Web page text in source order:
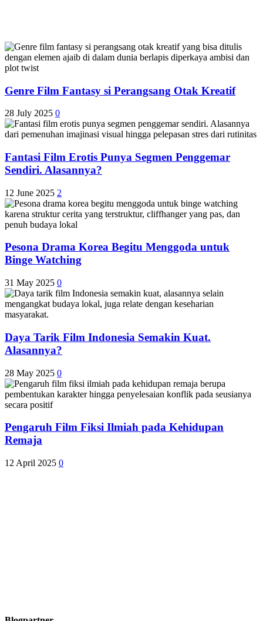
Genre Film Fantasy si Perangsang Otak Kreatif
28 July 2025 0
Fantasi Film Erotis Punya Segmen Penggemar
Sendiri. Alasannya?
12 June 2025 2
Pesona Drama Korea Begitu Menggoda untuk
Binge Watching
31 May 2025 0
Daya Tarik Film Indonesia Semakin Kuat.
Alasannya?
28 May 2025 0
Pengaruh Film Fiksi Ilmiah pada Kehidupan
Remaja
12 April 2025 0